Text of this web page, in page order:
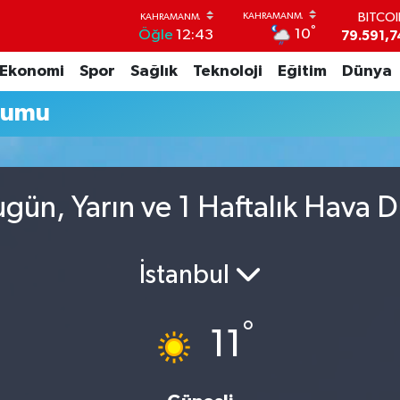
Öğle 12:43 10°
45,43620
Ekonomi Spor Sağlık Teknoloji Eğitim Dünya
Yarın ve 1 Haftalık Hava
İstanbul
11 °